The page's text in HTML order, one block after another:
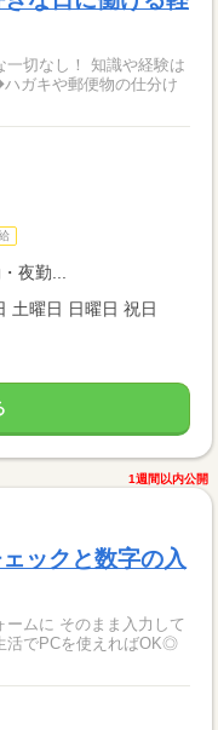
夜勤...
土曜日 日曜日 祝日
1週間以内公開
ックと数字の入
活でPCを使えればOK◎